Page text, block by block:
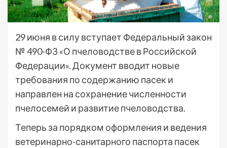
29 июня в силу вступает Федеральный закон
№ 490-ФЗ «О пчеловодстве в Российской
Федерации». Документ вводит новые
требования по содержанию пасек и
направлен на сохранение численности
пчелосемей и развитие пчеловодства.
Теперь за порядком оформления и ведения
ветеринарно-санитарного паспорта пасек